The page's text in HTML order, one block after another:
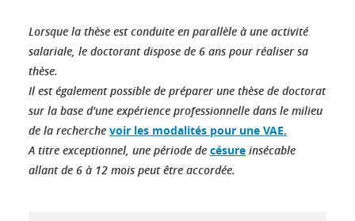
Lorsque la thèse est conduite en parallèle à une activité
salariale, le doctorant dispose de 6 ans pour réaliser sa
thèse.
Il est également possible de préparer une thèse de doctorat
sur la base d'une expérience professionnelle dans le milieu
de la recherche voir les modalités pour une VAE.
A titre exceptionnel, une période de césure insécable
allant de 6 à 12 mois peut être accordée.